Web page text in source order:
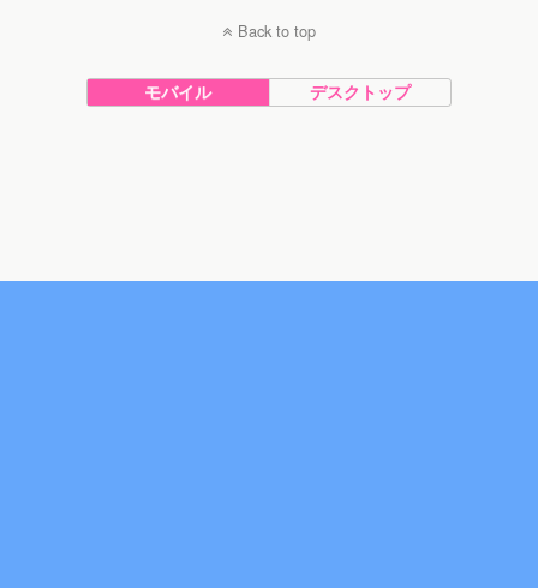
Back to top
モバイル デスクトップ